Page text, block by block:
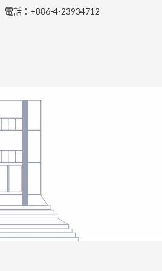
電話：+886-4-23934712